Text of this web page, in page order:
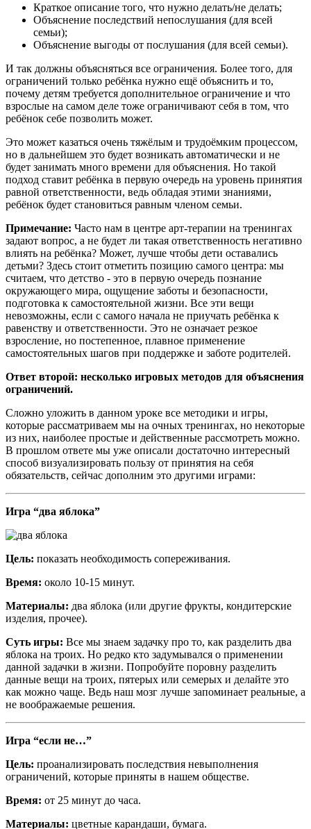
Краткое описание того, что нужно делать/не делать;
Объяснение последствий непослушания (для всей
семьи);
Объяснение выгоды от послушания (для всей семьи).
И так должны объясняться все ограничения. Более того, для
ограничений только ребёнка нужно ещё объяснить и то,
почему детям требуется дополнительное ограничение и что
взрослые на самом деле тоже ограничивают себя в том, что
ребёнок себе позволить может.
Это может казаться очень тяжёлым и трудоёмким процессом,
но в дальнейшем это будет возникать автоматически и не
будет занимать много времени для объяснения. Но такой
подход ставит ребёнка в первую очередь на уровень принятия
равной ответственности, ведь обладая этими знаниями,
ребёнок будет становиться равным членом семьи.
Примечание: Часто нам в центре арт-терапии на тренингах
задают вопрос, а не будет ли такая ответственность негативно
влиять на ребёнка? Может, лучше чтобы дети оставались
детьми? Здесь стоит отметить позицию самого центра: мы
считаем, что детство - это в первую очередь познание
окружающего мира, ощущение заботы и безопасности,
подготовка к самостоятельной жизни. Все эти вещи
невозможны, если с самого начала не приучать ребёнка к
равенству и ответственности. Это не означает резкое
взросление, но постепенное, плавное применение
самостоятельных шагов при поддержке и заботе родителей.
Ответ второй: несколько игровых методов для объяснения
ограничений.
Сложно уложить в данном уроке все методики и игры,
которые рассматриваем мы на очных тренингах, но некоторые
из них, наиболее простые и действенные рассмотреть можно.
В прошлом ответе мы уже описали достаточно интересный
способ визуализировать пользу от принятия на себя
обязательств, сейчас дополним это другими играми:
Игра “два яблока”
Цель: показать необходимость сопереживания.
Время: около 10-15 минут.
Материалы: два яблока (или другие фрукты, кондитерские
изделия, прочее).
Суть игры: Все мы знаем задачку про то, как разделить два
яблока на троих. Но редко кто задумывался о применении
данной задачки в жизни. Попробуйте поровну разделить
данные вещи на троих, пятерых или семерых и делайте это
как можно чаще. Ведь наш мозг лучше запоминает реальные, а
не воображаемые решения.
Игра “если не…”
Цель: проанализировать последствия невыполнения
ограничений, которые приняты в нашем обществе.
Время: от 25 минут до часа.
Материалы: цветные карандаши, бумага.